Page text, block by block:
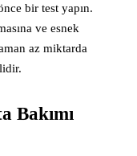
bir test yapın.
ve esnek
az miktarda
Bakımı